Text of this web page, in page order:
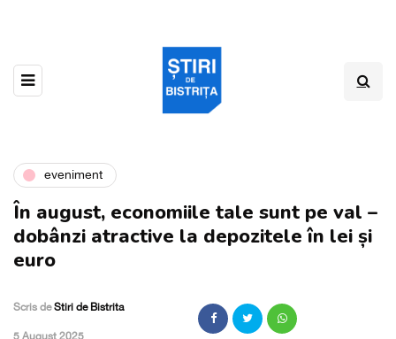
eveniment
În august, economiile tale sunt pe val –
dobânzi atractive la depozitele în lei și
euro
Scris deStiri de Bistrita
,5 August 2025